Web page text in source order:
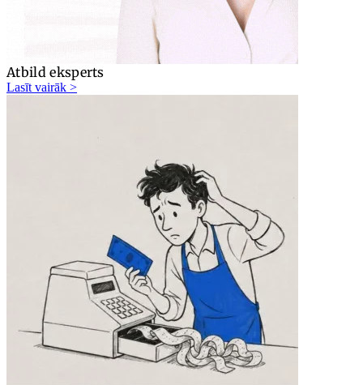
Atbild eksperts
Lasīt vairāk >